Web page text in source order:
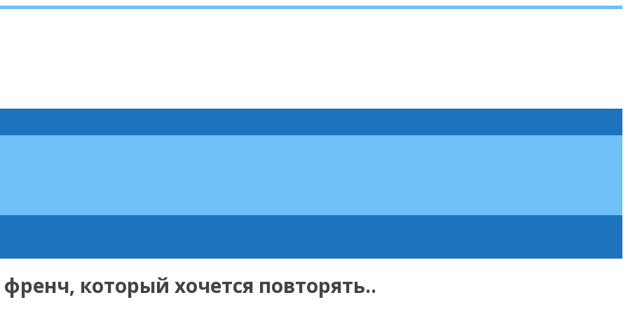
который хочется повторять..